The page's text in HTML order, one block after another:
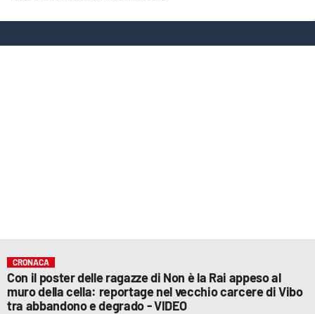
LACONAIR.IT
ANDROID
APPLE
CRONACA
Con il poster delle ragazze di Non è la Rai appeso al
muro della cella: reportage nel vecchio carcere di Vibo
tra abbandono e degrado - VIDEO